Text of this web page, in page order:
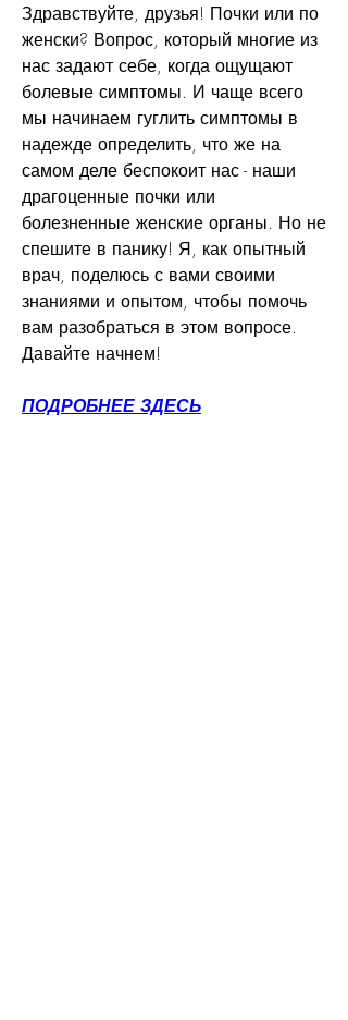
Здравствуйте, друзья! Почки или по
женски? Вопрос, который многие из
нас задают себе, когда ощущают
болевые симптомы. И чаще всего
мы начинаем гуглить симптомы в
надежде определить, что же на
самом деле беспокоит нас - наши
драгоценные почки или
болезненные женские органы. Но не
спешите в панику! Я, как опытный
врач, поделюсь с вами своими
знаниями и опытом, чтобы помочь
вам разобраться в этом вопросе.
Давайте начнем!
ПОДРОБНЕЕ ЗДЕСЬ